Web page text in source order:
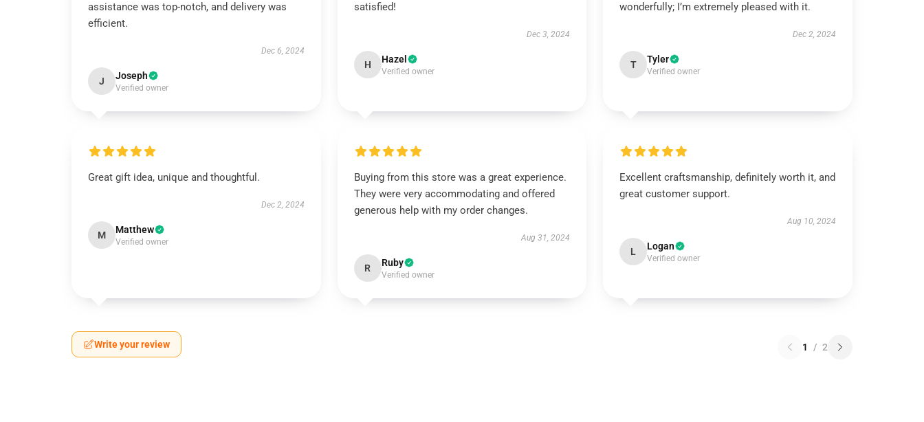
assistance was top-notch, and delivery was
efficient.
Dec 6, 2024
J Joseph
Verified owner
satisfied!
Dec 3, 2024
H Hazel
Verified owner
wonderfully; I’m extremely pleased with it.
Dec 2, 2024
T Tyler
Verified owner
Great gift idea, unique and thoughtful.
Dec 2, 2024
M Matthew
Verified owner
Buying from this store was a great experience.
They were very accommodating and offered
generous help with my order changes.
Aug 31, 2024
R Ruby
Verified owner
Excellent craftsmanship, definitely worth it, and
great customer support.
Aug 10, 2024
L Logan
Verified owner
Write your review 1 / 2